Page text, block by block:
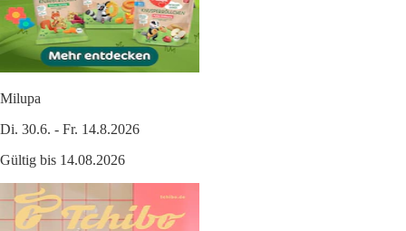
Milupa
Di. 30.6. - Fr. 14.8.2026
Gültig bis 14.08.2026